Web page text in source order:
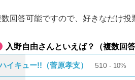
回答可能ですので、好きなだけ投
入野自由さんといえば？（複数回答
イキュー!!（菅原孝支） 510 10%